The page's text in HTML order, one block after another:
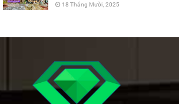
18 Tháng Mười, 2025